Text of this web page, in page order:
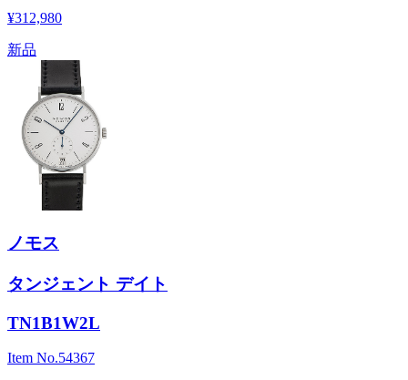
¥312,980
新品
ノモス
タンジェント デイト
TN1B1W2L
Item No.54367